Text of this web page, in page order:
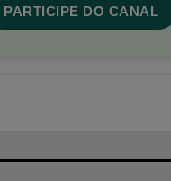
PARTICIPE DO CANAL